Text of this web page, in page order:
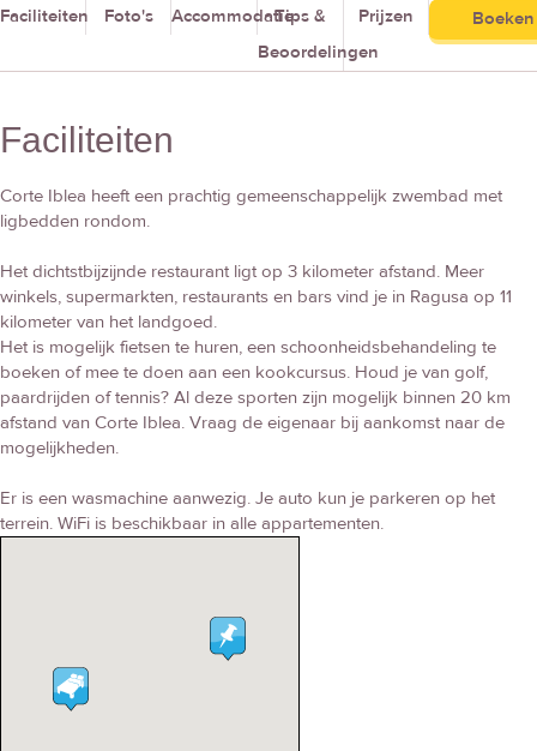
Faciliteiten Foto's AccommodatieTips &
Beoordelingen
Prijzen Boeken
Faciliteiten
Corte Iblea heeft een prachtig gemeenschappelijk zwembad met
ligbedden rondom.
Het dichtstbijzijnde restaurant ligt op 3 kilometer afstand. Meer
winkels, supermarkten, restaurants en bars vind je in Ragusa op 11
kilometer van het landgoed.
Het is mogelijk fietsen te huren, een schoonheidsbehandeling te
boeken of mee te doen aan een kookcursus. Houd je van golf,
paardrijden of tennis? Al deze sporten zijn mogelijk binnen 20 km
afstand van Corte Iblea. Vraag de eigenaar bij aankomst naar de
mogelijkheden.
Er is een wasmachine aanwezig. Je auto kun je parkeren op het
terrein. WiFi is beschikbaar in alle appartementen.